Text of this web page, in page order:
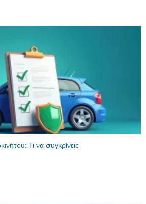
Τι να συγκρίνεις